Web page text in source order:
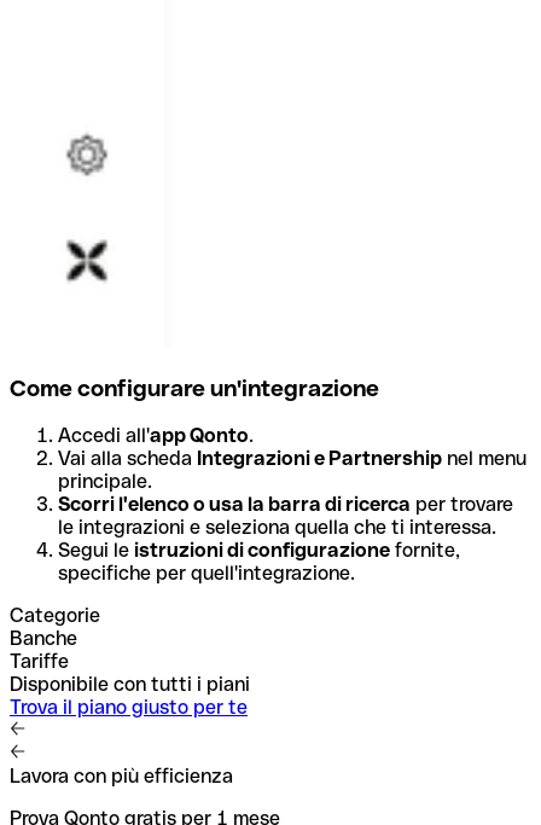
Come configurare un'integrazione
Accedi all'app Qonto.
Vai alla scheda Integrazioni e Partnership nel menu
principale.
Scorri l'elenco o usa la barra di ricerca per trovare
le integrazioni e seleziona quella che ti interessa.
Segui le istruzioni di configurazione fornite,
specifiche per quell'integrazione.
Categorie
Banche
Tariffe
Disponibile con tutti i piani
Trova il piano giusto per te
Lavora con più efficienza
Prova Qonto gratis per 1 mese